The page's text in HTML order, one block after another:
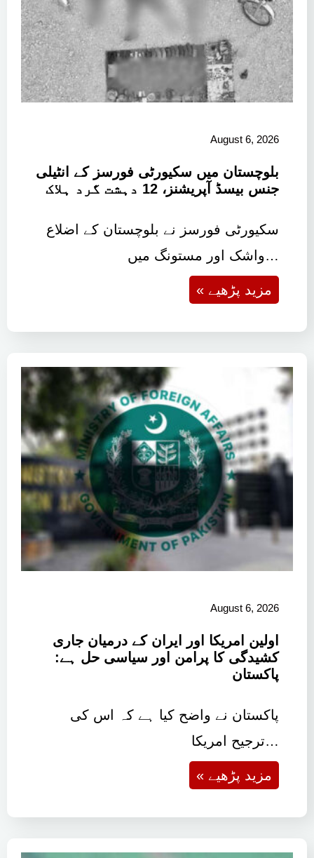
August 6, 2026
بلوچستان میں سکیورٹی فورسز کے انٹیلی
جنس بیسڈ آپریشنز، 12 دہشت گرد ہلاک
سکیورٹی فورسز نے بلوچستان کے اضلاع
واشک اور مستونگ میں…
« مزید پڑھیے
August 6, 2026
اولین امریکا اور ایران کے درمیان جاری
کشیدگی کا پرامن اور سیاسی حل ہے:
پاکستان
پاکستان نے واضح کیا ہے کہ اس کی
ترجیح امریکا…
« مزید پڑھیے